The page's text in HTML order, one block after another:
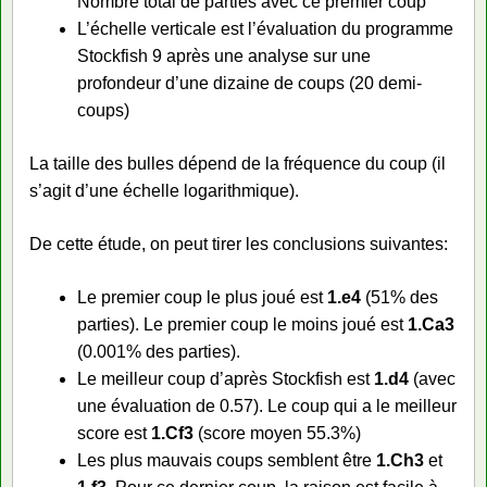
L’échelle verticale est l’évaluation du programme
Stockfish 9 après une analyse sur une
profondeur d’une dizaine de coups (20 demi-
coups)
La taille des bulles dépend de la fréquence du coup (il
s’agit d’une échelle logarithmique).
De cette étude, on peut tirer les conclusions suivantes:
Le premier coup le plus joué est 1.e4 (51% des
parties). Le premier coup le moins joué est 1.Ca3
(0.001% des parties).
Le meilleur coup d’après Stockfish est 1.d4 (avec
une évaluation de 0.57). Le coup qui a le meilleur
score est 1.Cf3 (score moyen 55.3%)
Les plus mauvais coups semblent être 1.Ch3 et